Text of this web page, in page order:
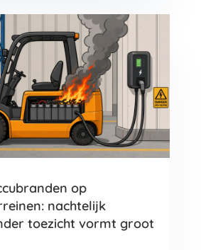
op
nachtelijk
toezicht vormt groot